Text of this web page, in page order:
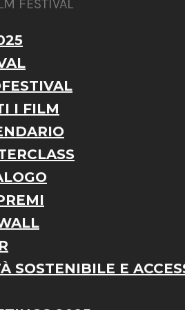
FESTIVAL
I FILM
SOSTENIBILE E